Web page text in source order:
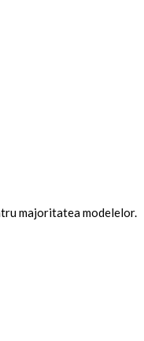
majoritatea modelelor.